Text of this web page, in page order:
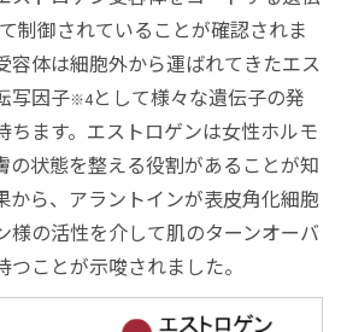
制御されていることが確認されま
容体は細胞外から運ばれてきたエス
写因子※4として様々な遺伝子の発
ちます。エストロゲンは女性ホルモ
の状態を整える役割があることが知
から、アラントインが表皮角化細胞
様の活性を介して肌のターンオーバ
ことが示唆されました。